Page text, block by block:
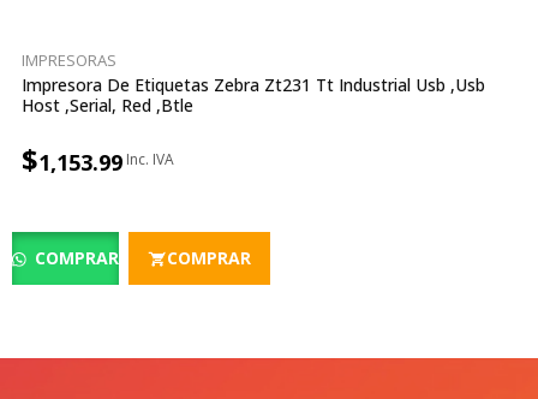
IMPRESORAS
Impresora De Etiquetas Zebra Zt231 Tt Industrial Usb ,usb
Host ,serial, Red ,btle
$1,153.99
COMPRAR COMPRAR